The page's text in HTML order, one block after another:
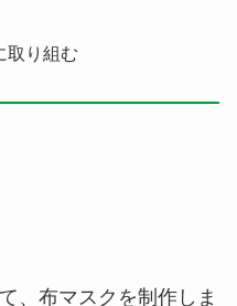
取り組む
、布マスクを制作しま